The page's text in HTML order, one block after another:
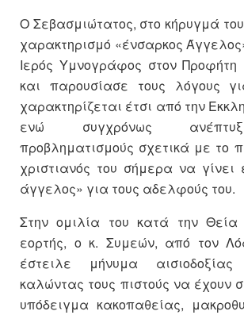
Ο Σεβασμιώτατος, στο κήρυγμά
χαρακτηρισμό «ένσαρκος
Ιερός Υμνογράφος στον
και παρουσίασε τους λόγους
χαρακτηρίζεται έτσι από την
ενώ συγχρόνως
προβληματισμούς σχετικά με το
χριστιανός του σήμερα να γίνει
άγγελος» για τους αδελφούς του.
Στην ομιλία του κατά την Θεία
εορτής, ο κ. Συμεών, από τον
έστειλε μήνυμα
καλώντας τους πιστούς να έχουν
υπόδειγμα κακοπαθείας,